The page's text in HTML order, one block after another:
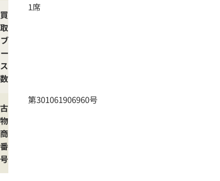
買
取
ブ
ー
ス
数
1席
古
物
商
番
号
第301061906960号